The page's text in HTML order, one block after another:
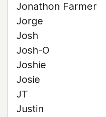
Jonathon Farmer
Jorge
Josh
Josh-O
Joshie
Josie
JT
Justin